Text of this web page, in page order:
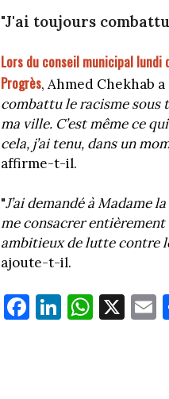
"J'ai toujours
Lors du conseil municipal lundi
Progrès, Ahmed Chekhab a
combattu le racisme sous
ma ville. C’est même ce
cela, j’ai tenu, dans un
affirme-t-il.
"J’ai demandé à Madame
me consacrer entièrement
ambitieux de lutte contre
ajoute-t-il.
Fa
ce
Li
nk
W
ha
X E